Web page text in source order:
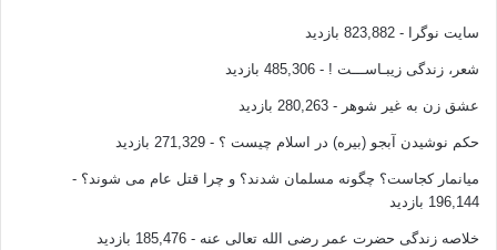
سایت نوگرا - 823,882 بازدید
شعر، زندگی زیبـاســـت ! - 485,306 بازدید
عشق زن به غیر شوهر - 280,263 بازدید
حکم نوشیدن آبجو (بیره) در اسلام چیست ؟ - 271,329 بازدید
میانمار کجاست؟ چگونه مسلمان شدند؟ و چرا قتل عام می شوند؟ -
196,144 بازدید
خلاصه زندگی حضرت عمر رضی الله تعالی عنه - 185,476 بازدید